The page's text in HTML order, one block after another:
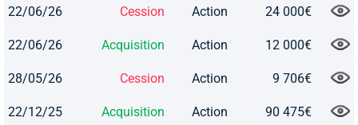
22/06/26 Cession Action 24 000€
22/06/26 Acquisition Action 12 000€
28/05/26 Cession Action 9 706€
22/12/25 Acquisition Action 90 475€